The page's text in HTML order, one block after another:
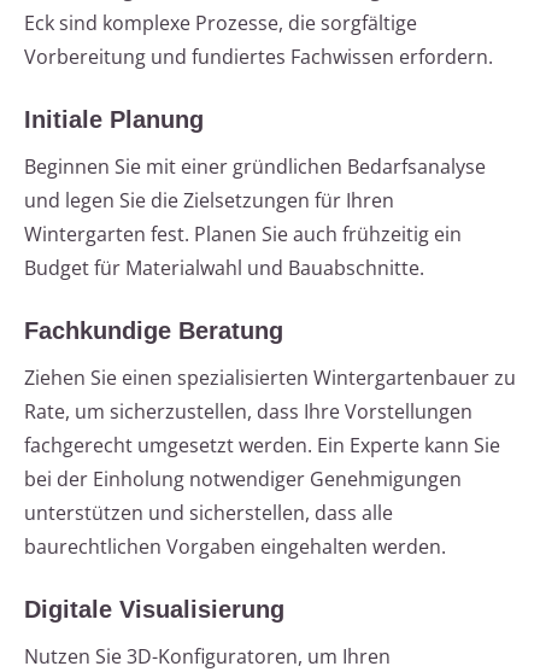
Eck sind komplexe Prozesse, die sorgfältige
Vorbereitung und fundiertes Fachwissen erfordern.
Initiale Planung
Beginnen Sie mit einer gründlichen Bedarfsanalyse
und legen Sie die Zielsetzungen für Ihren
Wintergarten fest. Planen Sie auch frühzeitig ein
Budget für Materialwahl und Bauabschnitte.
Fachkundige Beratung
Ziehen Sie einen spezialisierten Wintergartenbauer zu
Rate, um sicherzustellen, dass Ihre Vorstellungen
fachgerecht umgesetzt werden. Ein Experte kann Sie
bei der Einholung notwendiger Genehmigungen
unterstützen und sicherstellen, dass alle
baurechtlichen Vorgaben eingehalten werden.
Digitale Visualisierung
Nutzen Sie 3D-Konfiguratoren, um Ihren